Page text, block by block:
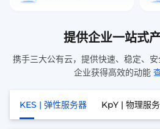
提供企业一站式
携手三大公有云，提供快速、稳定、
企业获得高效的动能
KES | 弹性服务器 KpY | 物理服